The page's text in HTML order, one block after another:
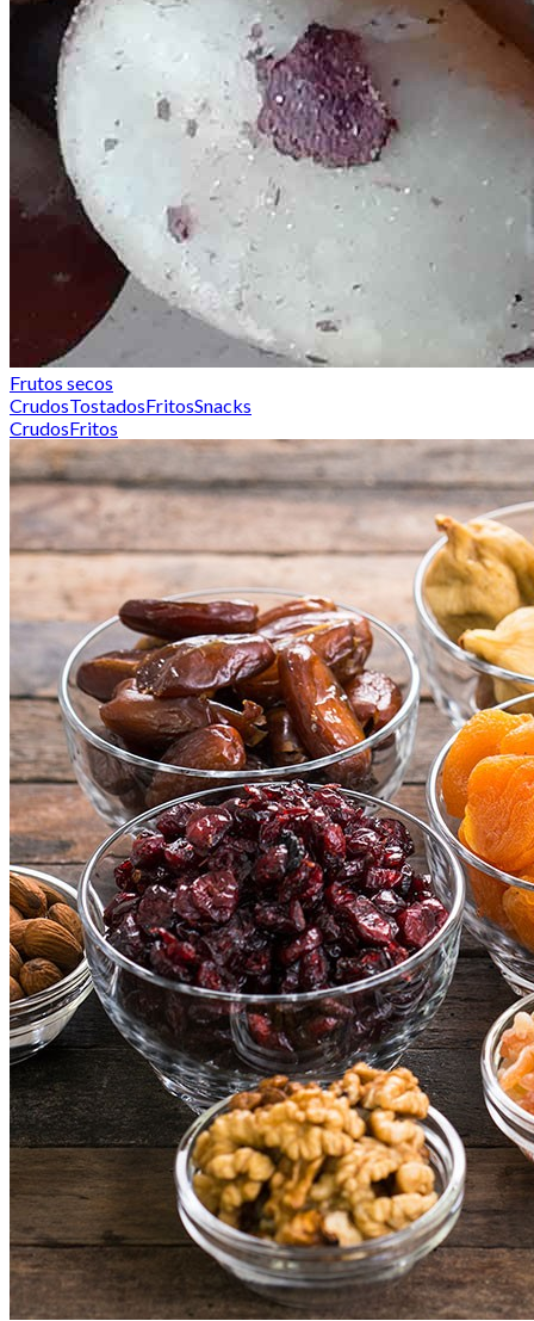
Frutos secos
CrudosTostadosFritosSnacks
CrudosFritos